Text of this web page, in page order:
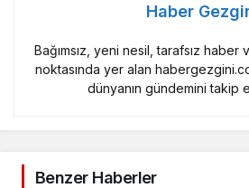
Haber
Bağımsız, yeni nesil, tarafsız
noktasında yer alan
dünyanın gündemini takip
Benzer Haberler